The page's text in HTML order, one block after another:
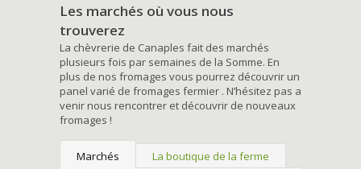
Les marchés où vous nous
trouverez
La chèvrerie de Canaples fait des marchés
plusieurs fois par semaines de la Somme. En
plus de nos fromages vous pourrez découvrir un
panel varié de fromages fermier . N’hésitez pas a
venir nous rencontrer et découvrir de nouveaux
fromages !
Marchés La boutique de la ferme